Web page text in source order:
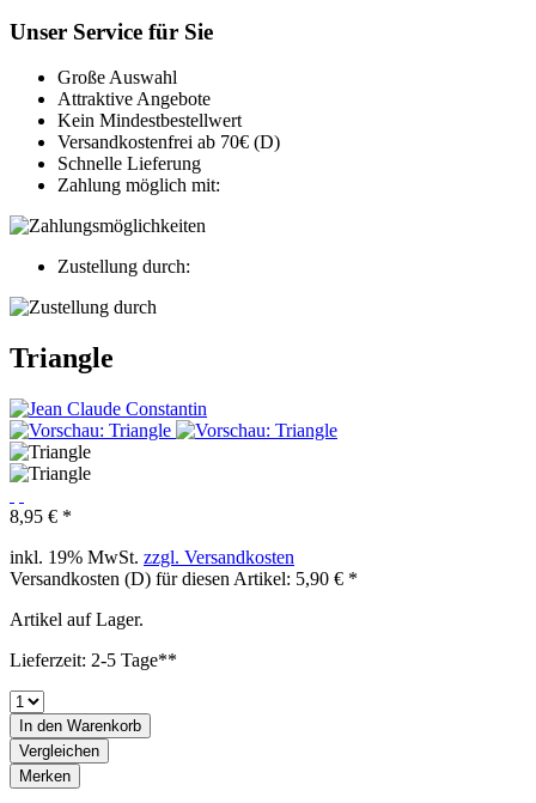
Unser Service für Sie
Große Auswahl
Attraktive Angebote
Kein Mindestbestellwert
Versandkostenfrei ab 70€ (D)
Schnelle Lieferung
Zahlung möglich mit:
Zustellung durch:
Triangle
8,95 € *
inkl. 19% MwSt. zzgl. Versandkosten
Versandkosten (D) für diesen Artikel: 5,90 € *
Artikel auf Lager.
Lieferzeit: 2-5 Tage**
In den Warenkorb
Vergleichen
Merken